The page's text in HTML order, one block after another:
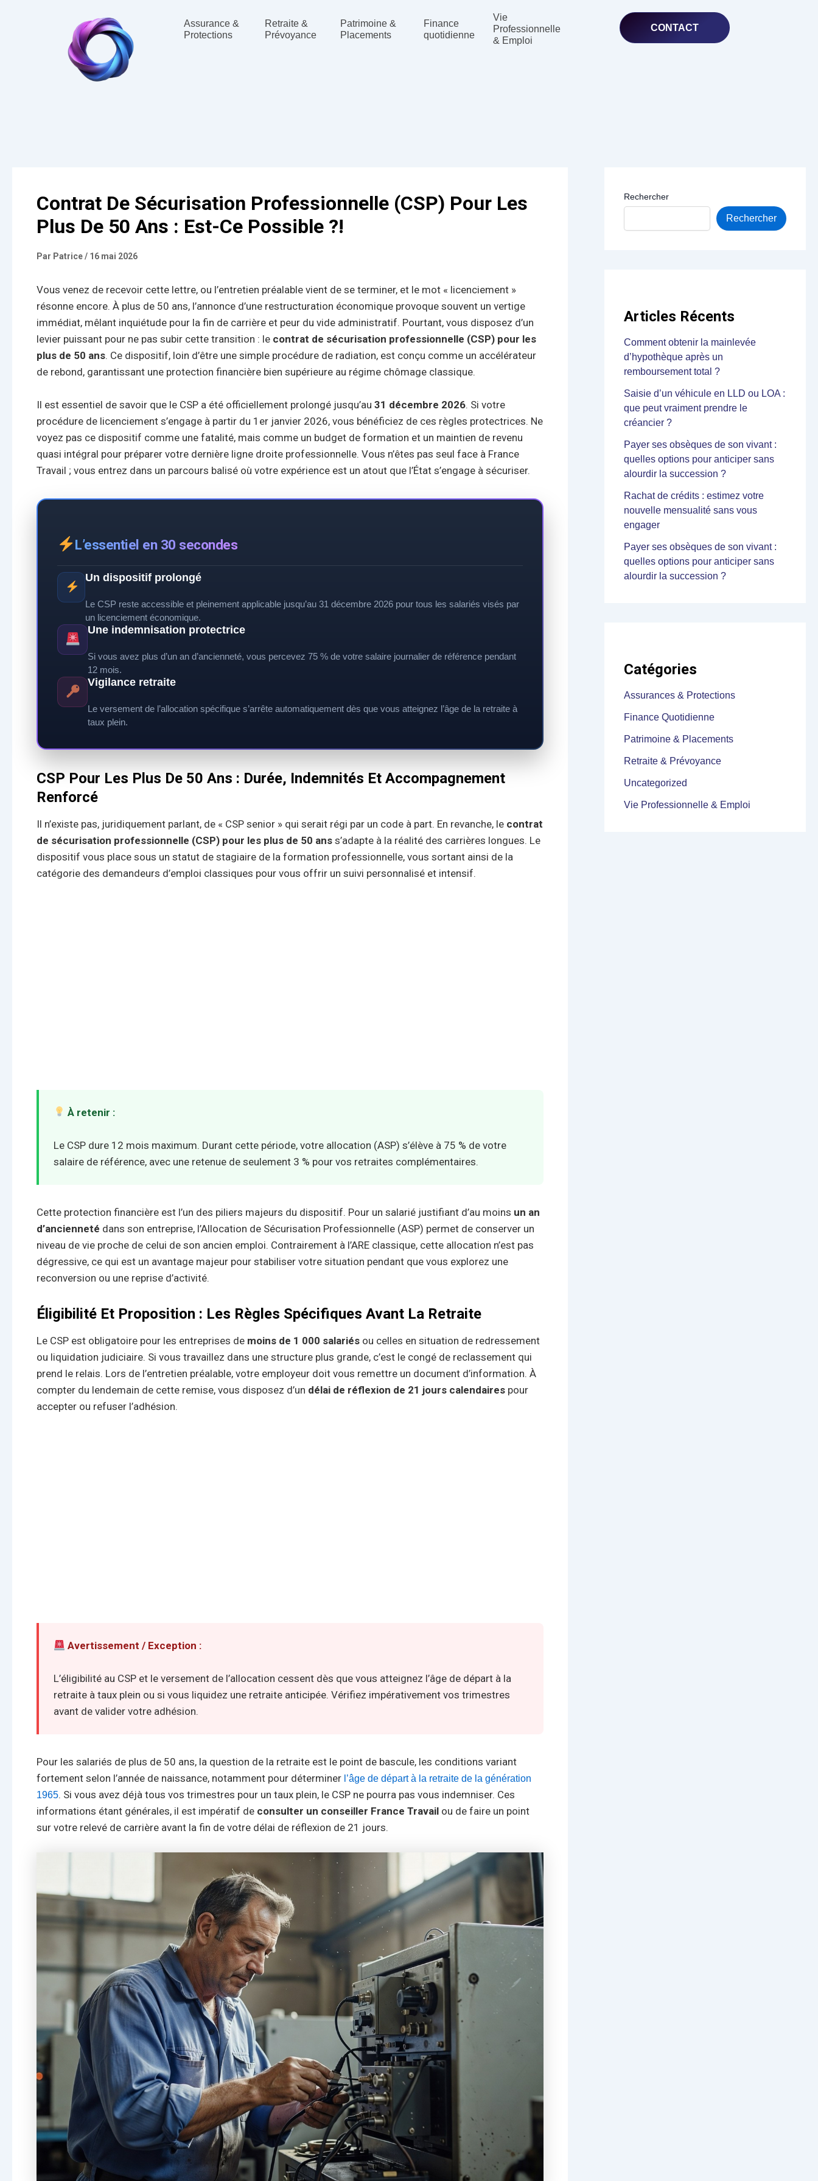
Assurance &
Protections
Retraite &
Prévoyance
Patrimoine &
Placements
Finance
quotidienne
Vie
Professionnelle
& Emploi
CONTACT
Contrat De Sécurisation Professionnelle (CSP) Pour Les
Plus De 50 Ans : Est-Ce Possible ?!
Par Patrice/ 16 mai 2026
Vous venez de recevoir cette lettre, ou l’entretien préalable vient de se terminer, et le mot « licenciement »
résonne encore. À plus de 50 ans, l’annonce d’une restructuration économique provoque souvent un vertige
immédiat, mêlant inquiétude pour la fin de carrière et peur du vide administratif. Pourtant, vous disposez d’un
levier puissant pour ne pas subir cette transition : le contrat de sécurisation professionnelle (CSP) pour les
plus de 50 ans. Ce dispositif, loin d’être une simple procédure de radiation, est conçu comme un accélérateur
de rebond, garantissant une protection financière bien supérieure au régime chômage classique.
Il est essentiel de savoir que le CSP a été officiellement prolongé jusqu’au 31 décembre 2026. Si votre
procédure de licenciement s’engage à partir du 1er janvier 2026, vous bénéficiez de ces règles protectrices. Ne
voyez pas ce dispositif comme une fatalité, mais comme un budget de formation et un maintien de revenu
quasi intégral pour préparer votre dernière ligne droite professionnelle. Vous n’êtes pas seul face à France
Travail ; vous entrez dans un parcours balisé où votre expérience est un atout que l’État s’engage à sécuriser.
L’essentiel en 30 secondes
Un dispositif prolongé
Le CSP reste accessible et pleinement applicable jusqu’au 31 décembre 2026 pour tous les salariés visés par
un licenciement économique.
Une indemnisation protectrice
Si vous avez plus d’un an d’ancienneté, vous percevez 75 % de votre salaire journalier de référence pendant
12 mois.
Vigilance retraite
Le versement de l’allocation spécifique s’arrête automatiquement dès que vous atteignez l’âge de la retraite à
taux plein.
CSP Pour Les Plus De 50 Ans : Durée, Indemnités Et Accompagnement
Renforcé
Il n’existe pas, juridiquement parlant, de « CSP senior » qui serait régi par un code à part. En revanche, le contrat
de sécurisation professionnelle (CSP) pour les plus de 50 ans s’adapte à la réalité des carrières longues. Le
dispositif vous place sous un statut de stagiaire de la formation professionnelle, vous sortant ainsi de la
catégorie des demandeurs d’emploi classiques pour vous offrir un suivi personnalisé et intensif.
À retenir :
Le CSP dure 12 mois maximum. Durant cette période, votre allocation (ASP) s’élève à 75 % de votre
salaire de référence, avec une retenue de seulement 3 % pour vos retraites complémentaires.
Cette protection financière est l’un des piliers majeurs du dispositif. Pour un salarié justifiant d’au moins un an
d’ancienneté dans son entreprise, l’Allocation de Sécurisation Professionnelle (ASP) permet de conserver un
niveau de vie proche de celui de son ancien emploi. Contrairement à l’ARE classique, cette allocation n’est pas
dégressive, ce qui est un avantage majeur pour stabiliser votre situation pendant que vous explorez une
reconversion ou une reprise d’activité.
Éligibilité Et Proposition : Les Règles Spécifiques Avant La Retraite
Le CSP est obligatoire pour les entreprises de moins de 1 000 salariés ou celles en situation de redressement
ou liquidation judiciaire. Si vous travaillez dans une structure plus grande, c’est le congé de reclassement qui
prend le relais. Lors de l’entretien préalable, votre employeur doit vous remettre un document d’information. À
compter du lendemain de cette remise, vous disposez d’un délai de réflexion de 21 jours calendaires pour
accepter ou refuser l’adhésion.
Avertissement / Exception :
L’éligibilité au CSP et le versement de l’allocation cessent dès que vous atteignez l’âge de départ à la
retraite à taux plein ou si vous liquidez une retraite anticipée. Vérifiez impérativement vos trimestres
avant de valider votre adhésion.
Pour les salariés de plus de 50 ans, la question de la retraite est le point de bascule, les conditions variant
fortement selon l’année de naissance, notamment pour déterminer l’âge de départ à la retraite de la génération
1965. Si vous avez déjà tous vos trimestres pour un taux plein, le CSP ne pourra pas vous indemniser. Ces
informations étant générales, il est impératif de consulter un conseiller France Travail ou de faire un point
sur votre relevé de carrière avant la fin de votre délai de réflexion de 21 jours.
Rechercher
Rechercher
Articles Récents
Comment obtenir la mainlevée
d’hypothèque après un
remboursement total ?
Saisie d’un véhicule en LLD ou LOA :
que peut vraiment prendre le
créancier ?
Payer ses obsèques de son vivant :
quelles options pour anticiper sans
alourdir la succession ?
Rachat de crédits : estimez votre
nouvelle mensualité sans vous
engager
Payer ses obsèques de son vivant :
quelles options pour anticiper sans
alourdir la succession ?
Catégories
Assurances & Protections
Finance Quotidienne
Patrimoine & Placements
Retraite & Prévoyance
Uncategorized
Vie Professionnelle & Emploi